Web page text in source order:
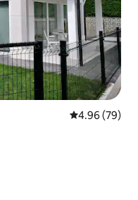
平均评分 4.96
4.96 (79)